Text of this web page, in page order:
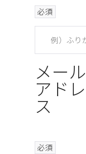
必須
メール
アドレ
ス
必須